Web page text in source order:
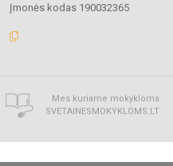
Įmonės kodas 190032365
Mes kuriame mokykloms
SVETAINESMOKYKLOMS.LT